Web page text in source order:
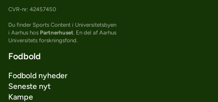
CVR-nr: 42457450
Du finder Sports Content i Universitetsbyen
i Aarhus hos Partnerhuset. En del af Aarhus
Universitets forskningsfond.
Fodbold
Fodbold nyheder
Seneste nyt
Kampe